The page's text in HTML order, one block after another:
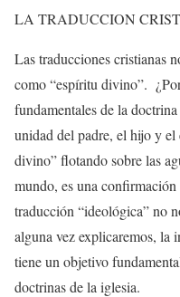
LA TRADUCCION
Las traducciones cristianas
como “espíritu divino”.
fundamentales de la
unidad del padre, el hijo y
divino” flotando sobre las
mundo, es una
traducción “ideológica” no
alguna vez explicaremos, la
tiene un objetivo
doctrinas de la iglesia.